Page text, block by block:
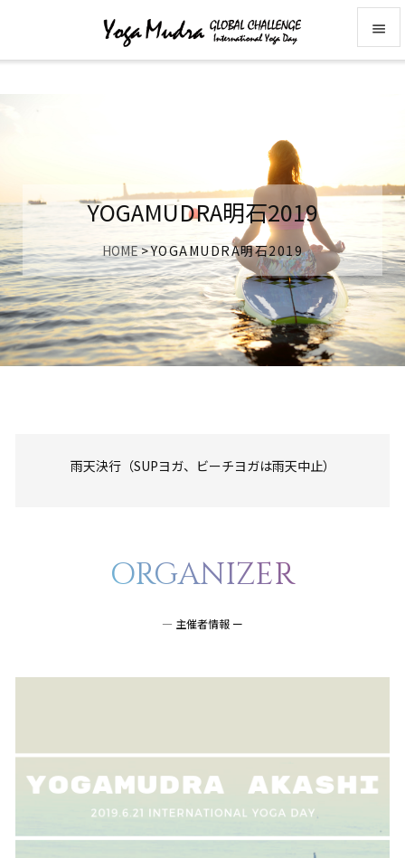


次へ

YOGAMUDRA明石2019
HOME>YOGAMUDRA明石2019
雨天決行（SUPヨガ、ビーチヨガは雨天中止）
ORGANIZER
― 主催者情報 ー